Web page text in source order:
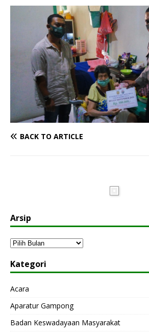
BACK TO ARTICLE
Arsip
Kategori
Acara
Aparatur Gampong
Badan Keswadayaan Masyarakat